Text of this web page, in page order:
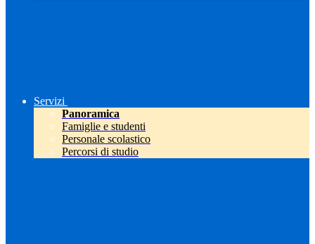
Servizi
Panoramica
Famiglie e studenti
Personale scolastico
Percorsi di studio